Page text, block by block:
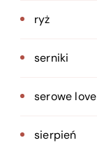
ryż
serniki
serowe love
sierpień